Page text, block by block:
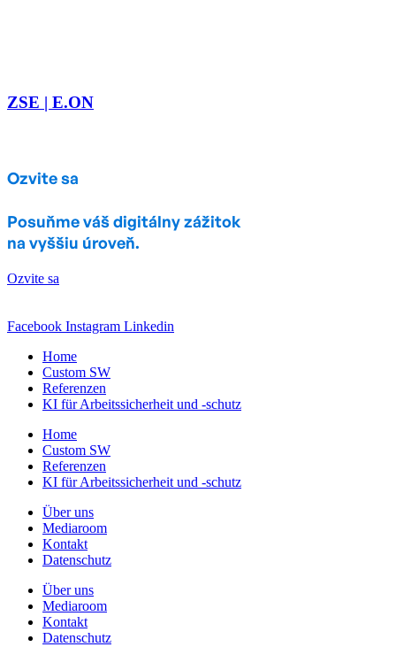
ZSE | E.ON
Ozvite sa
Posuňme váš digitálny zážitok
na vyššiu úroveň.
Ozvite sa
Facebook Instagram Linkedin
Home
Custom SW
Referenzen
KI für Arbeitssicherheit und -schutz
Home
Custom SW
Referenzen
KI für Arbeitssicherheit und -schutz
Über uns
Mediaroom
Kontakt
Datenschutz
Über uns
Mediaroom
Kontakt
Datenschutz